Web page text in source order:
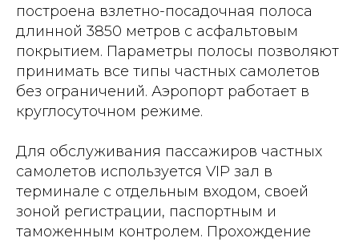
построена взлетно-посадочная полоса
длинной 3850 метров с асфальтовым
покрытием. Параметры полосы позволяют
принимать все типы частных самолетов
без ограничений. Аэропорт работает в
круглосуточном режиме.
Для обслуживания пассажиров частных
самолетов используется VIP зал в
терминале с отдельным входом, своей
зоной регистрации, паспортным и
таможенным контролем. Прохождение